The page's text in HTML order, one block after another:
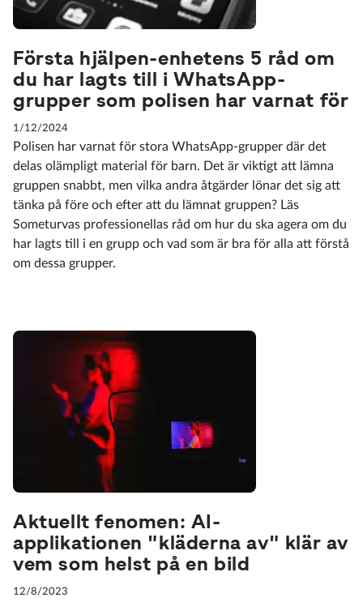
Första hjälpen-enhetens 5 råd om
du har lagts till i WhatsApp-
grupper som polisen har varnat för
1/12/2024
Polisen har varnat för stora WhatsApp-grupper där det
delas olämpligt material för barn. Det är viktigt att lämna
gruppen snabbt, men vilka andra åtgärder lönar det sig att
tänka på före och efter att du lämnat gruppen? Läs
Someturvas professionellas råd om hur du ska agera om du
har lagts till i en grupp och vad som är bra för alla att förstå
om dessa grupper.
Aktuellt fenomen: AI-
applikationen "kläderna av" klär av
vem som helst på en bild
12/8/2023